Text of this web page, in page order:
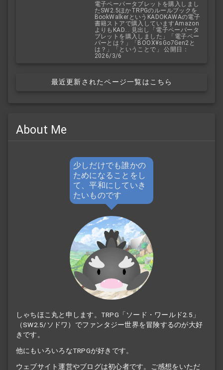
電子ペーパータブレットを購入しまし
たSW2.5ほかTRPGのルールブックを
BookWalkerというKADOKAWAの電子
書籍ストアで購入していますAmazon
よりもKAD... 見出し「電子ペーパータ
ブレットを購入しました」「電子ペー
パーとは？」「BOOX¥sGo7Gen2と
は？」「ということで」 公開日：
2026/3/6
最近更新されたページ一覧はこちら
About Me
少しだけでも誰かの
ためになることをし
て、平和にしていき
たいものです
しゃちほこ丸と申します。TRPG「ソード・ワールド2.5」
（SW2.5/ソドワ）でファンタジー世界を冒険するのが大好
きです。
他にもいろいろなTRPGが好きです。
ウェブサイト運営やブログは初心者です。ご感想をいただ